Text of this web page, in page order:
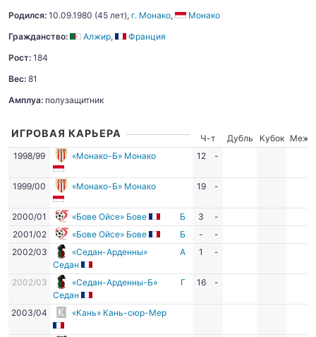
Родился: 10.09.1980 (45 лет), г. Монако,
Монако
Гражданство:
Алжир,
Франция
Рост: 184
Вес: 81
Амплуа: полузащитник
ИГРОВАЯ КАРЬЕРА Ч-т Дубль Кубок
Межд.
1998/99
«Монако-Б» Монако 12 -
1999/00 «Монако-Б» Монако 19 -
2000/01 «Бове Ойсе» Бове Б 3
-
2001/02
«Бове Ойсе» Бове Б -
-
2002/03
«Седан-Арденны»
Седан
А 1 -
2002/03
«Седан-Арденны-Б»
Седан
Г 16 -
2003/04 «Кань» Кань-сюр-Мер